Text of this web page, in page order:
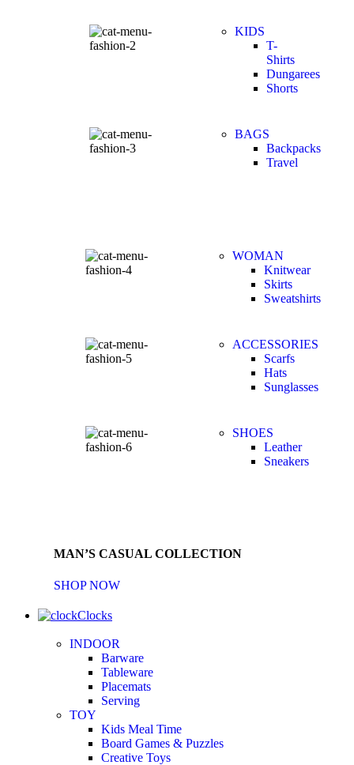
KIDS
T-
Shirts
Dungarees
Shorts
BAGS
Backpacks
Travel
WOMAN
Knitwear
Skirts
Sweatshirts
ACCESSORIES
Scarfs
Hats
Sunglasses
SHOES
Leather
Sneakers
MAN’S CASUAL COLLECTION
SHOP NOW
Clocks
INDOOR
Barware
Tableware
Placemats
Serving
TOY
Kids Meal Time
Board Games & Puzzles
Creative Toys